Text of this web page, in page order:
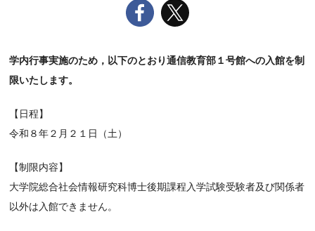
学内行事実施のため，以下のとおり通信教育部１号館への入館を制
限いたします。
【日程】
令和８年２月２１日（土）
【制限内容】
大学院総合社会情報研究科博士後期課程入学試験受験者及び関係者
以外は入館できません。